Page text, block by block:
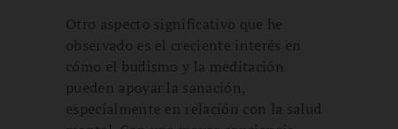
Otro aspecto significativo que he
observado es el creciente interés en
cómo el budismo y la meditación
pueden apoyar la sanación,
especialmente en relación con la salud